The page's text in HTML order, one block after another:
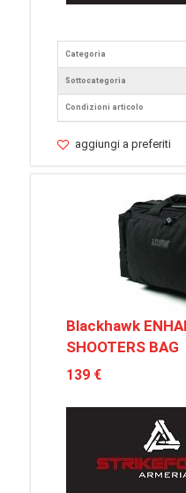
Categoria
Sottocategoria
Condizioni articolo
aggiungi a preferiti
Blackhawk
SHOOTERS BAG
139 €